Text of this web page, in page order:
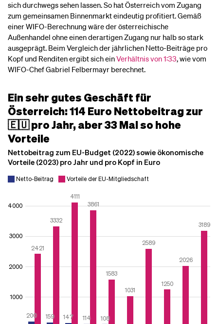
sich durchwegs sehen lassen. So hat Österreich vom Zugang
zum gemeinsamen Binnenmarkt eindeutig profitiert. Gemäß
einer WIFO-Berechnung wäre der österreichische
Außenhandel ohne einen derartigen Zugang nur halb so stark
ausgeprägt. Beim Vergleich der jährlichen Netto-Beiträge pro
Kopf und Renditen ergibt sich einVerhältnis von 1:33, wie vom
WIFO-Chef Gabriel Felbermayr berechnet.